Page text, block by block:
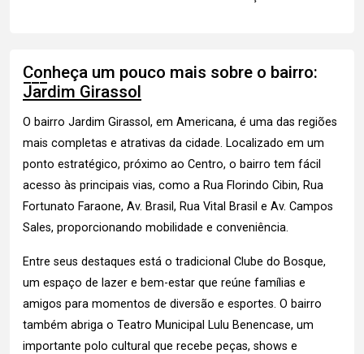
Conheça um pouco mais sobre o bairro:
Jardim Girassol
O bairro Jardim Girassol, em Americana, é uma das regiões
mais completas e atrativas da cidade. Localizado em um
ponto estratégico, próximo ao Centro, o bairro tem fácil
acesso às principais vias, como a Rua Florindo Cibin, Rua
Fortunato Faraone, Av. Brasil, Rua Vital Brasil e Av. Campos
Sales, proporcionando mobilidade e conveniência.
Entre seus destaques está o tradicional Clube do Bosque,
um espaço de lazer e bem-estar que reúne famílias e
amigos para momentos de diversão e esportes. O bairro
também abriga o Teatro Municipal Lulu Benencase, um
importante polo cultural que recebe peças, shows e